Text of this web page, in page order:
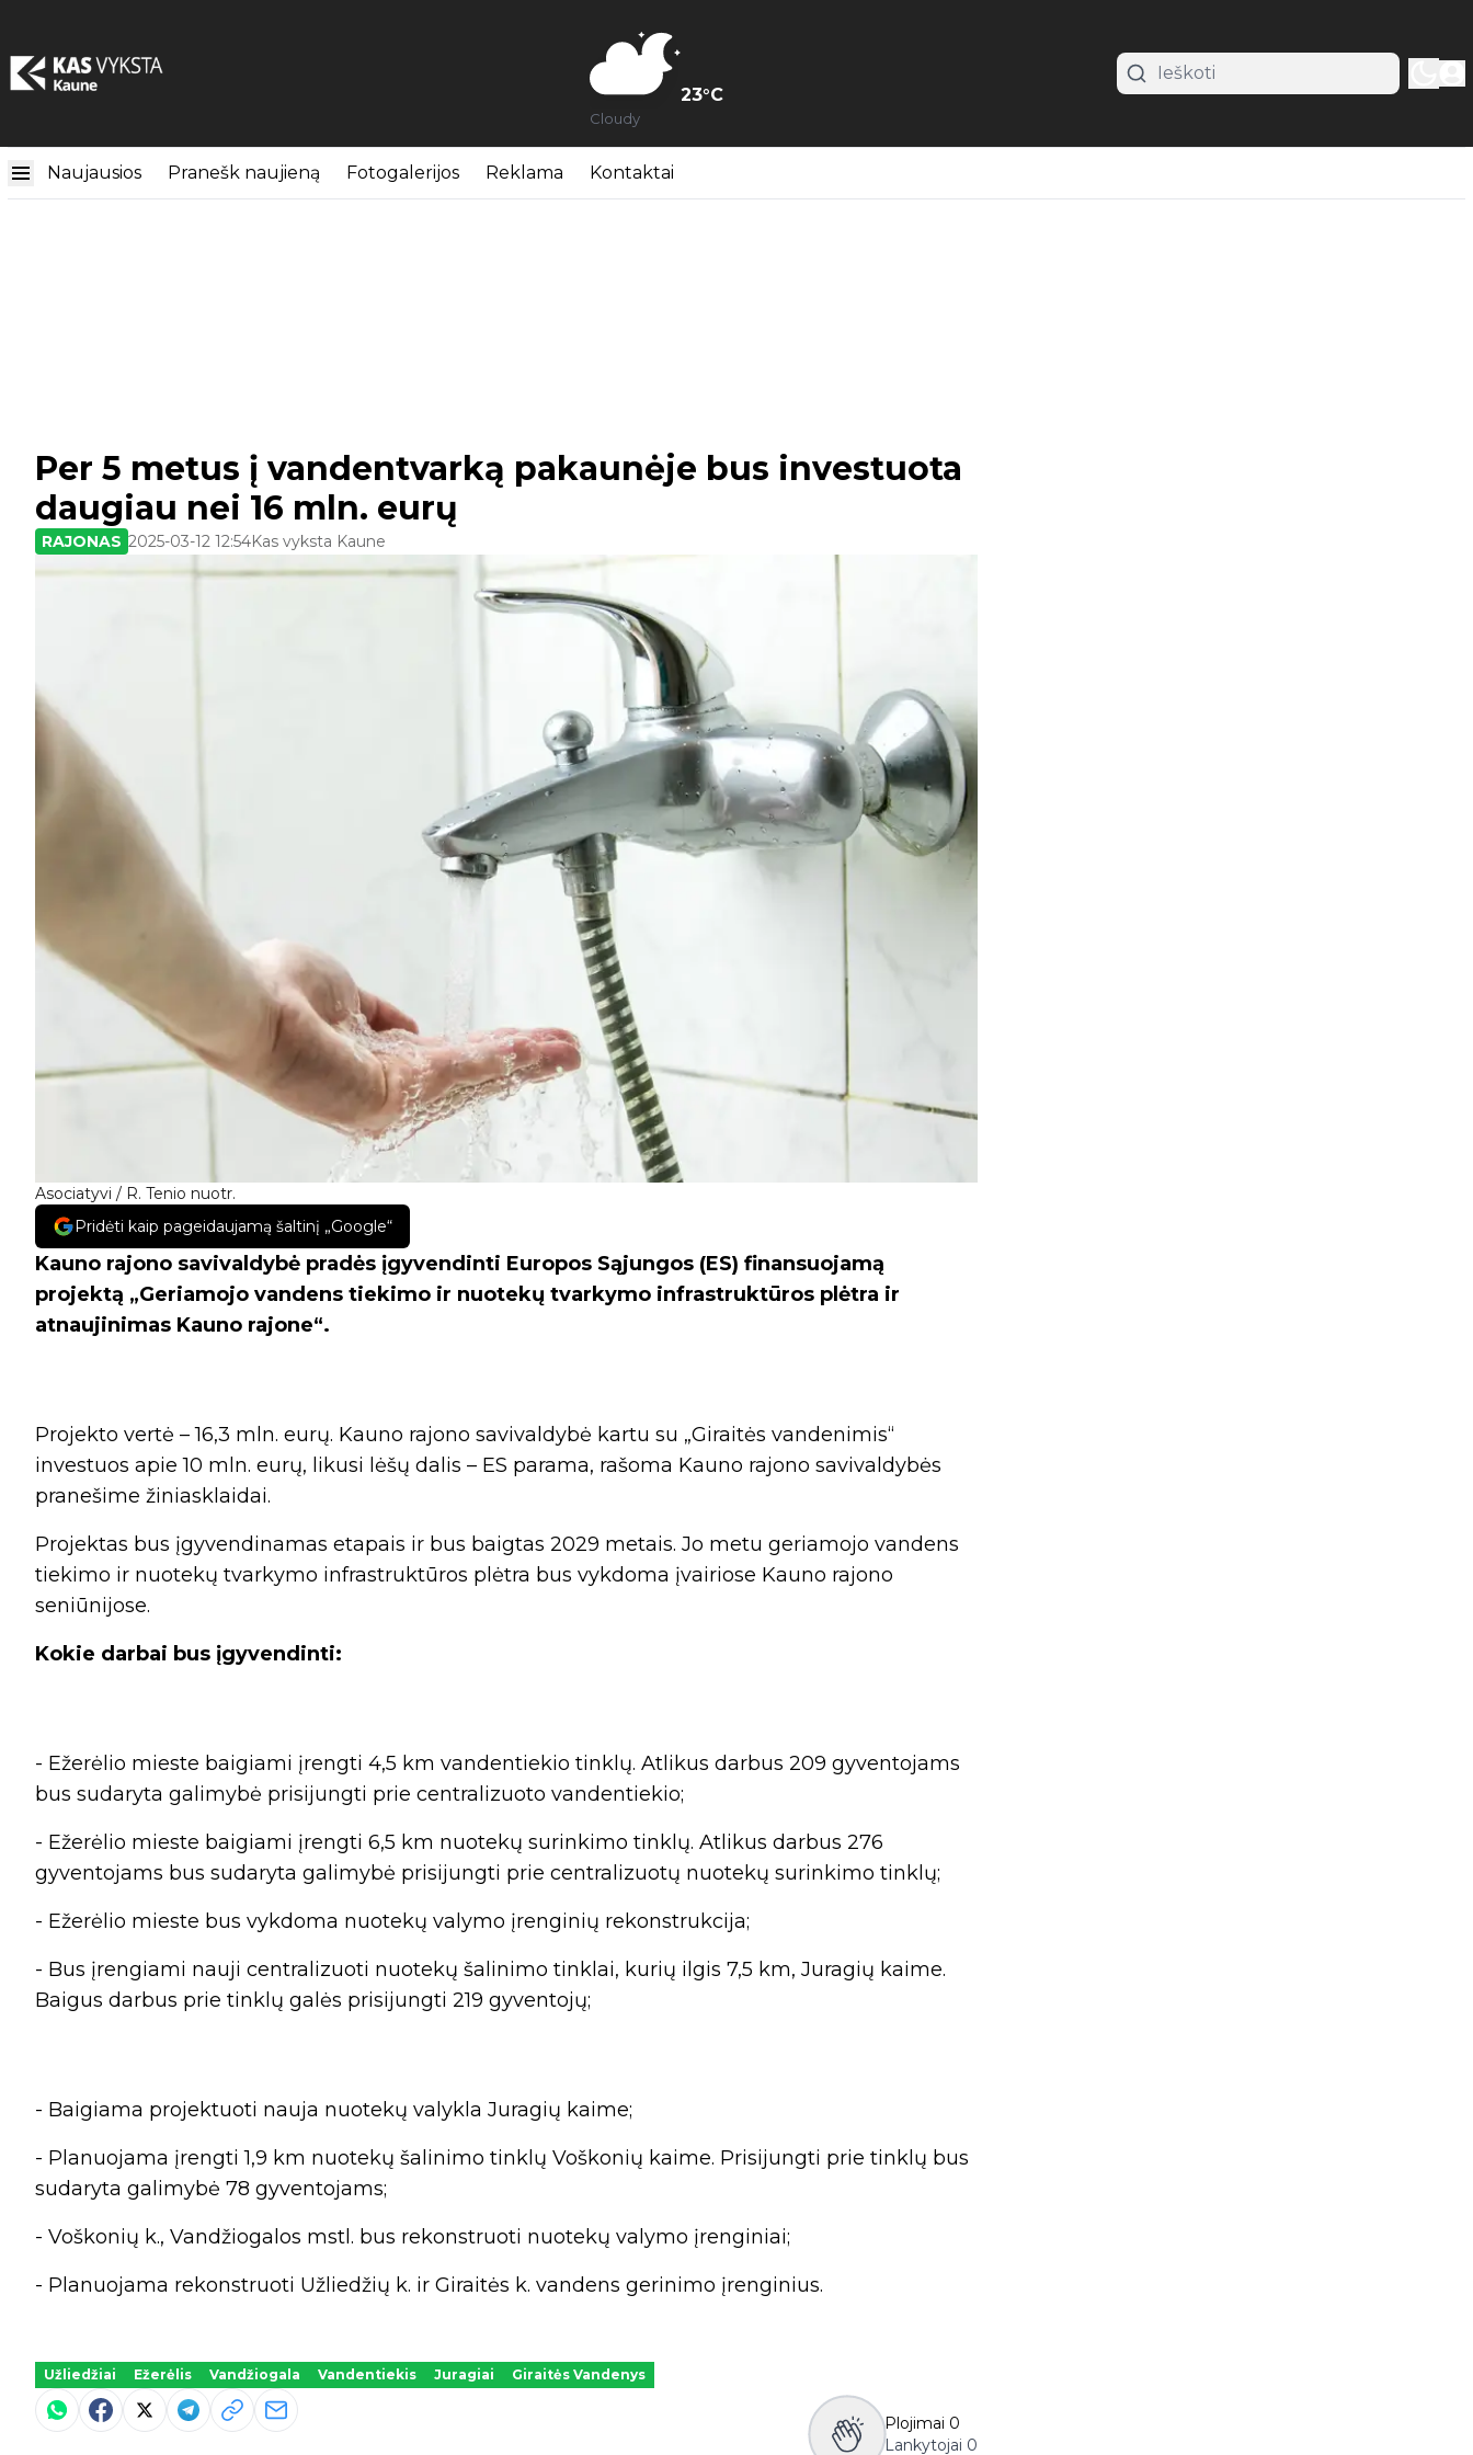
23°C
Cloudy
Naujausios Pranešk naujieną Fotogalerijos Reklama Kontaktai
Asociatyvi / R. Tenio nuotr.
Per 5 metus į vandentvarką pakaunėje bus investuota
daugiau nei 16 mln. eurų
RAJONAS 2025-03-12 12:54Kas vyksta Kaune
Pridėti kaip pageidaujamą šaltinį „Google“
Kauno rajono savivaldybė pradės įgyvendinti Europos Sąjungos (ES) finansuojamą
projektą „Geriamojo vandens tiekimo ir nuotekų tvarkymo infrastruktūros plėtra ir
atnaujinimas Kauno rajone“.
Projekto vertė – 16,3 mln. eurų. Kauno rajono savivaldybė kartu su „Giraitės vandenimis“
investuos apie 10 mln. eurų, likusi lėšų dalis – ES parama, rašoma Kauno rajono savivaldybės
pranešime žiniasklaidai.
Projektas bus įgyvendinamas etapais ir bus baigtas 2029 metais. Jo metu geriamojo vandens
tiekimo ir nuotekų tvarkymo infrastruktūros plėtra bus vykdoma įvairiose Kauno rajono
seniūnijose.
Kokie darbai bus įgyvendinti:
- Ežerėlio mieste baigiami įrengti 4,5 km vandentiekio tinklų. Atlikus darbus 209 gyventojams
bus sudaryta galimybė prisijungti prie centralizuoto vandentiekio;
- Ežerėlio mieste baigiami įrengti 6,5 km nuotekų surinkimo tinklų. Atlikus darbus 276
gyventojams bus sudaryta galimybė prisijungti prie centralizuotų nuotekų surinkimo tinklų;
- Ežerėlio mieste bus vykdoma nuotekų valymo įrenginių rekonstrukcija;
- Bus įrengiami nauji centralizuoti nuotekų šalinimo tinklai, kurių ilgis 7,5 km, Juragių kaime.
Baigus darbus prie tinklų galės prisijungti 219 gyventojų;
- Baigiama projektuoti nauja nuotekų valykla Juragių kaime;
- Planuojama įrengti 1,9 km nuotekų šalinimo tinklų Voškonių kaime. Prisijungti prie tinklų bus
sudaryta galimybė 78 gyventojams;
- Voškonių k., Vandžiogalos mstl. bus rekonstruoti nuotekų valymo įrenginiai;
- Planuojama rekonstruoti Užliedžių k. ir Giraitės k. vandens gerinimo įrenginius.
Užliedžiai Ežerėlis Vandžiogala Vandentiekis Juragiai Giraitės Vandenys
Plojimai 0
Lankytojai 0